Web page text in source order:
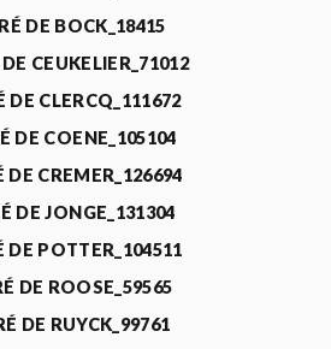
DE BOCK_18415
CEUKELIER_71012
DE CLERCQ_111672
DE COENE_105104
DE CREMER_126694
DE JONGE_131304
DE POTTER_104511
DE ROOSE_59565
DE RUYCK_99761